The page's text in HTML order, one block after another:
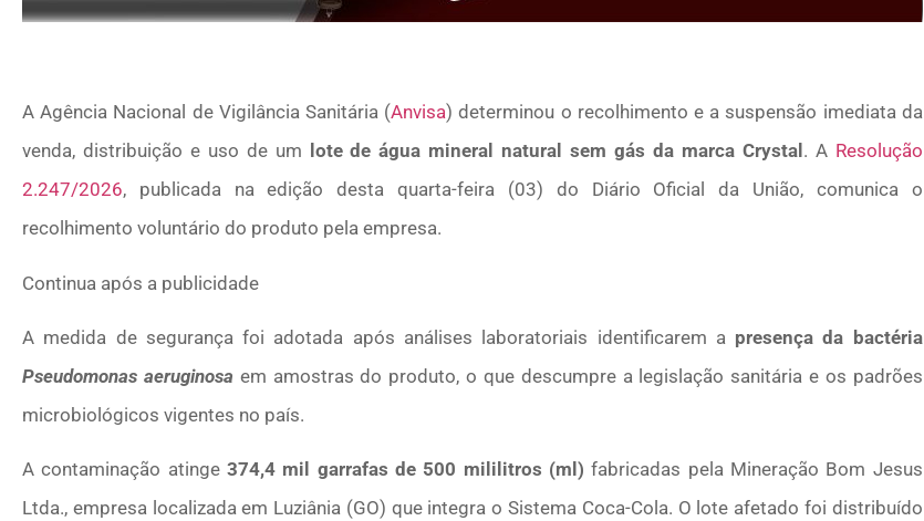
A Agência Nacional de Vigilância Sanitária (Anvisa) determinou o recolhimento e a suspensão imediata da
venda, distribuição e uso de um
lote de água mineral natural sem gás da marca Crystal . A Resolução
2.247/2026, publicada na edição desta quarta-feira (03) do Diário Oficial da União, comunica o
recolhimento voluntário do produto pela empresa.
Continua após a publicidade
A medida de segurança foi adotada após análises laboratoriais identificarem a presença da bactéria
Pseudomonas aeruginosa em amostras do produto, o que descumpre a legislação sanitária e os padrões
microbiológicos vigentes no país.
A contaminação atinge374,4 mil garrafas de 500 mililitros (ml) fabricadas pela Mineração Bom Jesus
Ltda., empresa localizada em Luziânia (GO) que integra o Sistema Coca-Cola. O lote afetado foi distribuído